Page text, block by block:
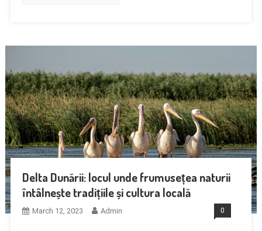
Delta Dunării: locul unde frumusețea naturii
întâlnește tradițiile și cultura locală
March 12, 2023 Admin 0